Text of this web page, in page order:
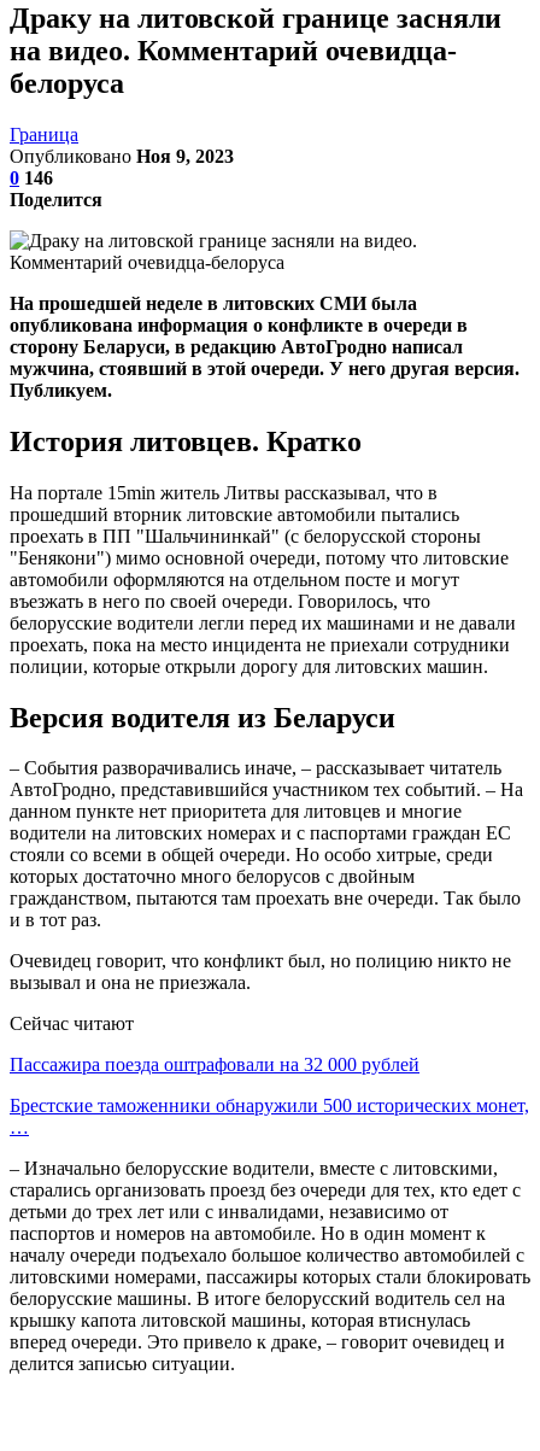
Драку на литовской границе засняли
на видео. Комментарий очевидца-
белоруса
Граница
Опубликовано Ноя 9, 2023
0 146
Поделится
На прошедшей неделе в литовских СМИ была
опубликована информация о конфликте в очереди в
сторону Беларуси, в редакцию АвтоГродно написал
мужчина, стоявший в этой очереди. У него другая версия.
Публикуем.
История литовцев. Кратко
На портале 15min житель Литвы рассказывал, что в
прошедший вторник литовские автомобили пытались
проехать в ПП "Шальчининкай" (с белорусской стороны
"Бенякони") мимо основной очереди, потому что литовские
автомобили оформляются на отдельном посте и могут
въезжать в него по своей очереди. Говорилось, что
белорусские водители легли перед их машинами и не давали
проехать, пока на место инцидента не приехали сотрудники
полиции, которые открыли дорогу для литовских машин.
Версия водителя из Беларуси
– События разворачивались иначе, – рассказывает читатель
АвтоГродно, представившийся участником тех событий. – На
данном пункте нет приоритета для литовцев и многие
водители на литовских номерах и с паспортами граждан ЕС
стояли со всеми в общей очереди. Но особо хитрые, среди
которых достаточно много белорусов с двойным
гражданством, пытаются там проехать вне очереди. Так было
и в тот раз.
Очевидец говорит, что конфликт был, но полицию никто не
вызывал и она не приезжала.
Сейчас читают
Пассажира поезда оштрафовали на 32 000 рублей
Брестские таможенники обнаружили 500 исторических монет,
…
– Изначально белорусские водители, вместе с литовскими,
старались организовать проезд без очереди для тех, кто едет с
детьми до трех лет или с инвалидами, независимо от
паспортов и номеров на автомобиле. Но в один момент к
началу очереди подъехало большое количество автомобилей с
литовскими номерами, пассажиры которых стали блокировать
белорусские машины. В итоге белорусский водитель сел на
крышку капота литовской машины, которая втиснулась
вперед очереди. Это привело к драке, – говорит очевидец и
делится записью ситуации.